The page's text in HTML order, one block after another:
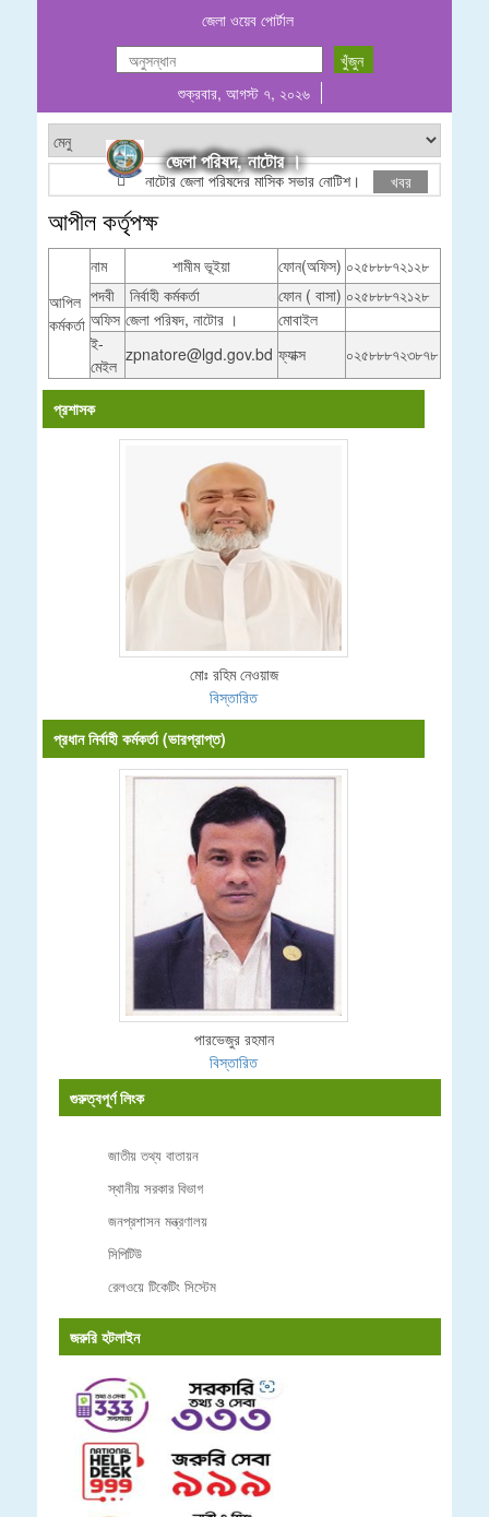
জেলা ওয়েব পোর্টাল
শুক্রবার, আগস্ট ৭, ২০২৬
জেলা পরিষদ, নাটোর ।
নাটোর জেলা পরিষদের মাসিক সভার নোটিশ। খবর
আপীল কর্তৃপক্ষ
আপিল
কর্মকর্তা
নাম শামীম ভূইয়া ফোন(অফিস) ০২৫৮৮৮৭২১২৮
পদবী
নির্বাহী কর্মকর্তা ফোন ( বাসা) ০২৫৮৮৮৭২১২৮
অফিস জেলা পরিষদ, নাটোর ।
মোবাইল
ই-
মেইল
zpnatore@lgd.gov.bd ফ্যাক্স ০২৫৮৮৮৭২৩৮৭৮
প্রশাসক
মোঃ রহিম নেওয়াজ
বিস্তারিত
প্রধান নির্বাহী কর্মকর্তা (ভারপ্রাপ্ত)
পারভেজুর রহমান
বিস্তারিত
গুরুত্বপূর্ণ লিংক
জাতীয় তথ্য বাতায়ন
স্থানীয় সরকার বিভাগ
জনপ্রশাসন মন্ত্রণালয়
সিপিটিউ
রেলওয়ে টিকেটিং সিস্টেম
জরুরি হটলাইন